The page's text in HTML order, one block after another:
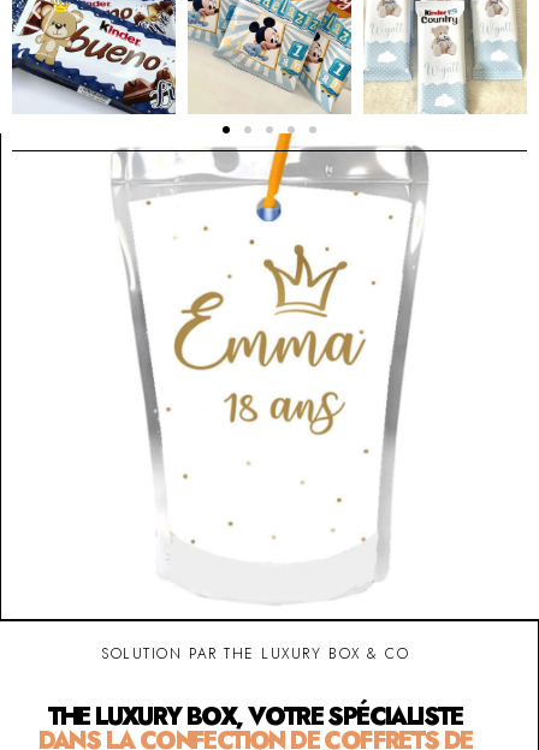
SOLUTION PAR THE LUXURY BOX & CO
THE LUXURY BOX, VOTRE SPÉCIALISTE
DANS LA CONFECTION DE COFFRETS DE